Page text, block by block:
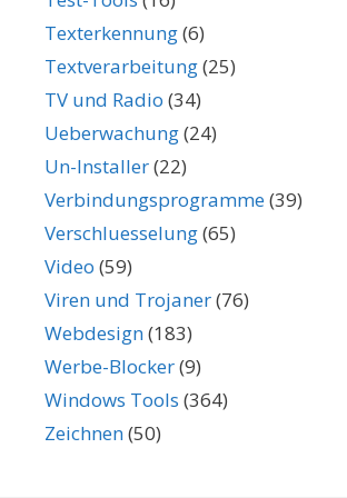
Texterkennung(6)
Textverarbeitung(25)
TV und Radio (34)
Ueberwachung(24)
Un-Installer(22)
Verbindungsprogramme(39)
Verschluesselung(65)
Video (59)
Viren und Trojaner(76)
Webdesign(183)
Werbe-Blocker(9)
Windows Tools (364)
Zeichnen(50)